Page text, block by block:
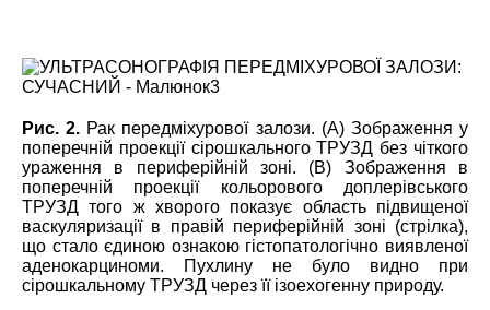
Рис. 2. Рак передміхурової залози. (А) Зображення у
поперечній проекції сірошкального ТРУЗД без чіткого
ураження в периферійній зоні. (В) Зображення в
поперечній проекції кольорового доплерівського
ТРУЗД того ж хворого показує область підвищеної
васкуляризації в правій периферійній зоні (стрілка),
що стало єдиною ознакою гістопатологічно виявленої
аденокарциноми.
Пухлину не було видно при
сірошкальному ТРУЗД через її ізоехогенну природу.